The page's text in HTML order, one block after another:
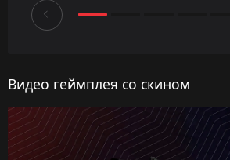
Видео геймплея со скином